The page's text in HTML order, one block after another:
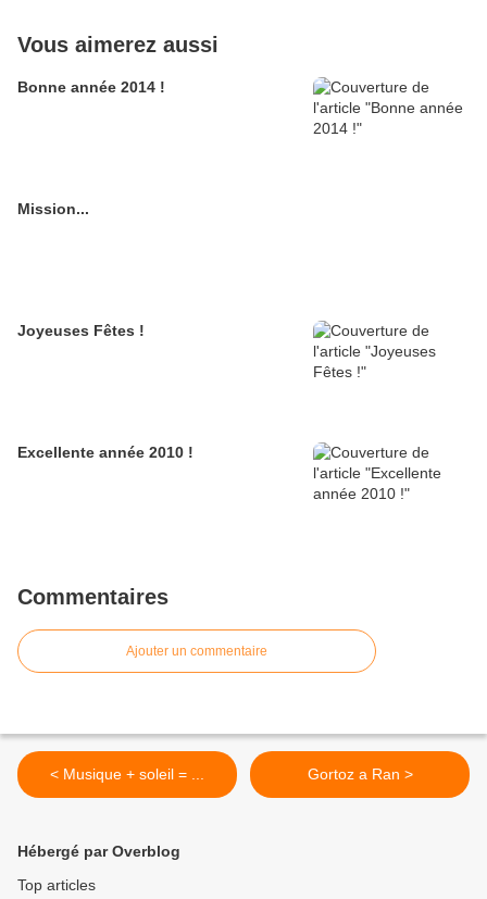
Vous aimerez aussi
Bonne année 2014 !
Mission...
Joyeuses Fêtes !
Excellente année 2010 !
Commentaires
Ajouter un commentaire
< Musique + soleil = ... Gortoz a Ran >
Hébergé par Overblog
Top articles